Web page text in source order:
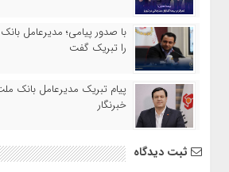
با صدور پیامی؛ مدیرعامل بانک
را تبریک گفت
پیام تبریک مدیرعامل بانک
خبرنگار
ثبت دیدگاه